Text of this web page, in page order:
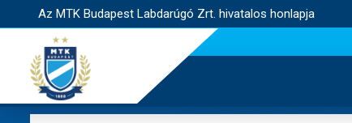
Az MTK Budapest Labdarúgó Zrt. hivatalos honlapja